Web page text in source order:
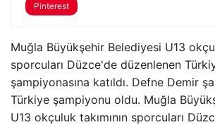
Pinterest
Muğla Büyükşehir Belediyesi U13
sporcuları Düzce'de düzenlenen
şampiyonasına katıldı. Defne Demir
Türkiye şampiyonu oldu. Muğla
U13 okçuluk takımının sporcuları